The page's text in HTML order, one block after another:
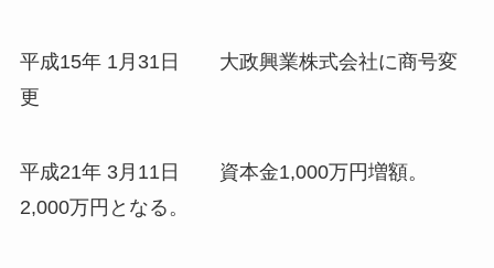
平成15年 1月31日 大政興業株式会社に商号変
更
平成21年 3月11日 資本金1,000万円増額。
2,000万円となる。